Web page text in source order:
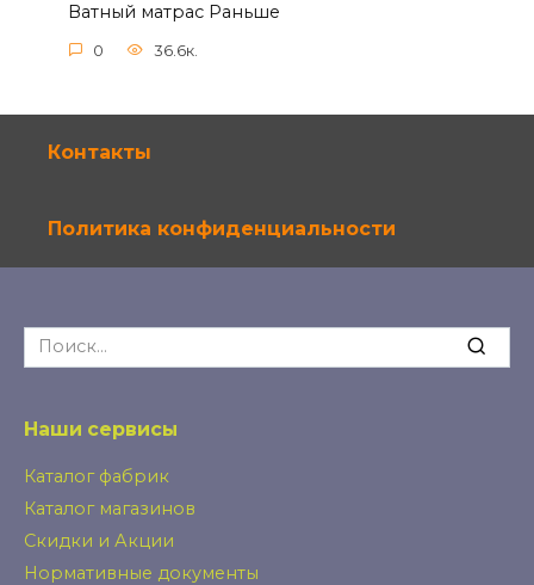
Ватный матрас Раньше
0 36.6к.
Контакты
Политика конфиденциальности
Search
for:
Наши сервисы
Каталог фабрик
Каталог магазинов
Скидки и Акции
Нормативные документы